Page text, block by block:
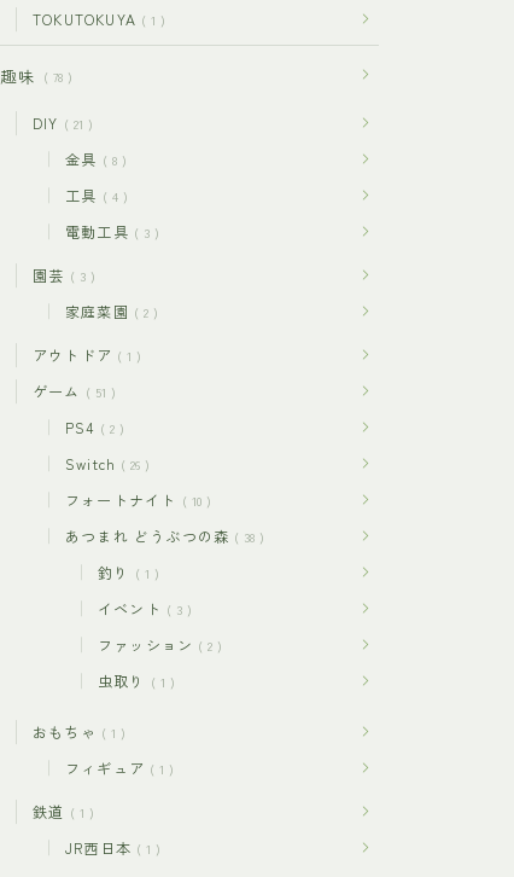
TOKUTOKUYA 1
趣味 78
DIY 21
金具 8
工具 4
電動工具 3
園芸 3
家庭菜園 2
アウトドア 1
ゲーム 51
PS4 2
Switch 26
フォートナイト 10
あつまれ どうぶつの森 38
釣り 1
イベント 3
ファッション 2
虫取り 1
おもちゃ 1
フィギュア 1
鉄道 1
JR西日本 1